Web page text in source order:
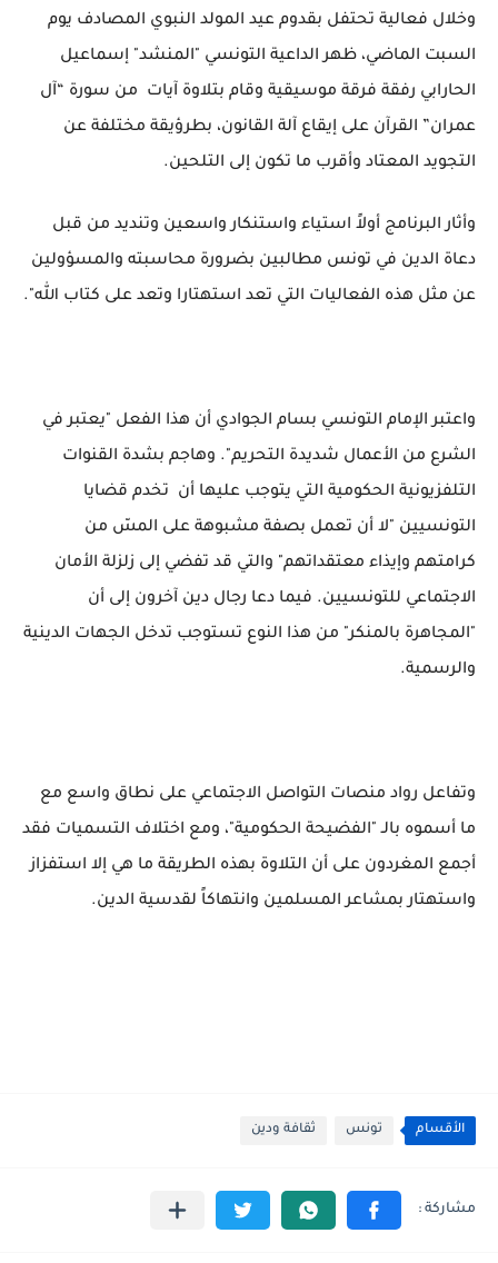
وخلال فعالية تحتفل بقدوم عيد المولد النبوي المصادف يوم
السبت الماضي، ظهر الداعية التونسي "المنشد" إسماعيل
الحارابي رفقة فرقة موسيقية وقام بتلاوة آيات من سورة “آل
عمران” القرآن على إيقاع آلة القانون، بطرؤيقة مختلفة عن
التجويد المعتاد وأقرب ما تكون إلى التلحين.
وأثار البرنامج أولاً استياء واستنكار واسعين وتنديد من قبل
دعاة الدين في تونس مطالبين بضرورة محاسبته والمسؤولين
عن مثل هذه الفعاليات التي تعد استهتارا وتعد على كتاب الله".
واعتبر الإمام التونسي بسام الجوادي أن هذا الفعل "يعتبر في
الشرع من الأعمال شديدة التحريم". وهاجم بشدة القنوات
التلفزيونية الحكومية التي يتوجب عليها أن تخدم قضايا
التونسيين "لا أن تعمل بصفة مشبوهة على المسّ من
كرامتهم وإيذاء معتقداتهم" والتي قد تفضي إلى زلزلة الأمان
الاجتماعي للتونسيين. فيما دعا رجال دين آخرون إلى أن
"المجاهرة بالمنكر" من هذا النوع تستوجب تدخل الجهات الدينية
والرسمية.
وتفاعل رواد منصات التواصل الاجتماعي على نطاق واسع مع
ما أسموه بالـ "الفضيحة الحكومية"، ومع اختلاف التسميات فقد
أجمع المغردون على أن التلاوة بهذه الطريقة ما هي إلا استفزاز
واستهتار بمشاعر المسلمين وانتهاكاً لقدسية الدين.
الأقسام تونس ثقافة ودين